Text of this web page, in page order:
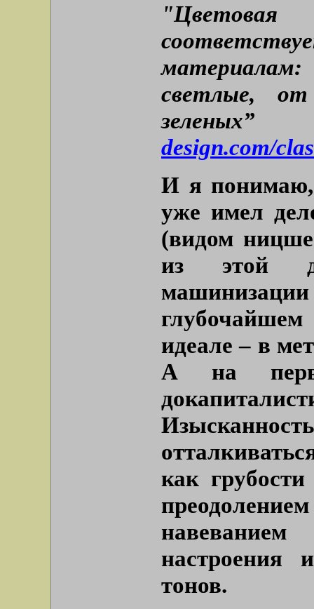
светлые,
design.com/
И я понимаю,
уже имел
(видом
из этой
идеале – в
А на
как
настроения
тонов.